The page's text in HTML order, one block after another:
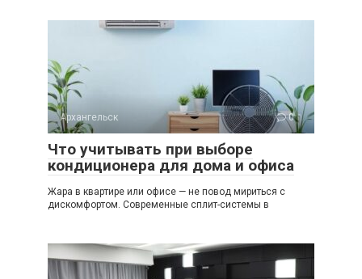
Архангельск 0
Что учитывать при выборе
кондиционера для дома и офиса
Жара в квартире или офисе — не повод мириться с
дискомфортом. Современные сплит-системы в